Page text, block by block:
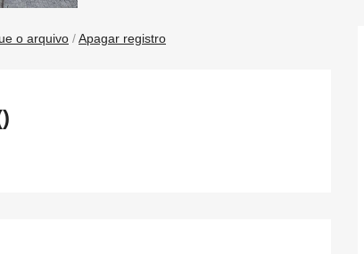
o arquivo /Apagar registro